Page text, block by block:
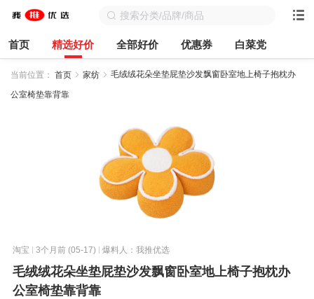
首页 精选好价 全部好价 优惠券 白菜党
当前位置： 首页 家纺 毛绒绒花朵坐垫屁垫沙发飘窗卧室地上椅子抱枕办
公室椅垫靠背靠
淘宝 3个月前 (05-17) 爆料人：我推优选
毛绒绒花朵坐垫屁垫沙发飘窗卧室地上椅子抱枕办
公室椅垫靠背靠